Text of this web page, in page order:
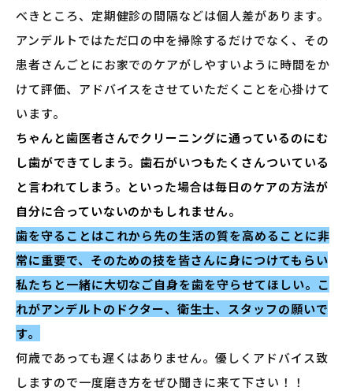
べきところ、定期健診の間隔などは個人差があります。
アンデルトではただ口の中を掃除するだけでなく、その
患者さんごとにお家でのケアがしやすいように時間をか
けて評価、アドバイスをさせていただくことを心掛けて
います。
ちゃんと歯医者さんでクリーニングに通っているのにむ
し歯ができてしまう。歯石がいつもたくさんついている
と言われてしまう。といった場合は毎日のケアの方法が
自分に合っていないのかもしれません。
歯を守ることはこれから先の生活の質を高めることに非
常に重要で、そのための技を皆さんに身につけてもらい
私たちと一緒に大切なご自身を歯を守らせてほしい。こ
れがアンデルトのドクター、衛生士、スタッフの願いで
す。
何歳であっても遅くはありません。優しくアドバイス致
しますので一度磨き方をぜひ聞きに来て下さい！！